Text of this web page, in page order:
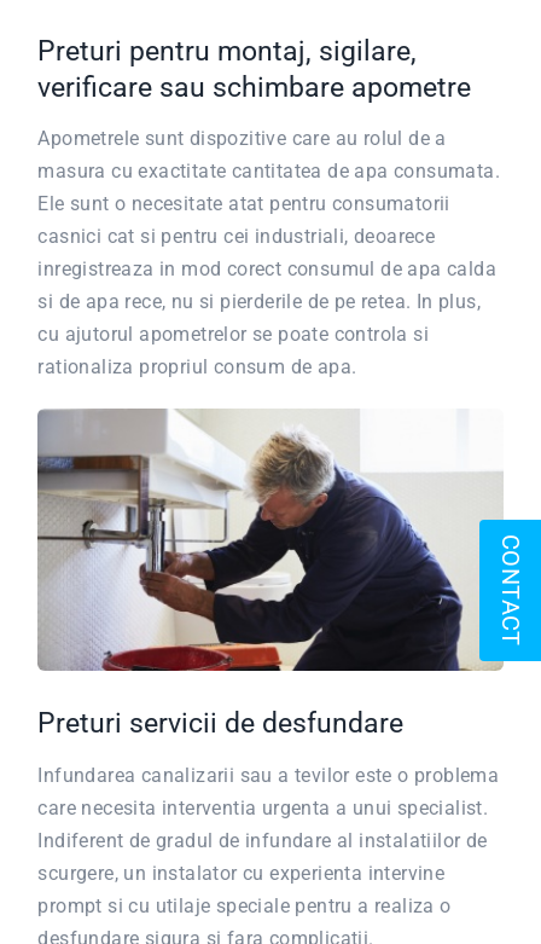
Preturi pentru montaj, sigilare,
verificare sau schimbare apometre
Apometrele sunt dispozitive care au rolul de a
masura cu exactitate cantitatea de apa consumata.
Ele sunt o necesitate atat pentru consumatorii
casnici cat si pentru cei industriali, deoarece
inregistreaza in mod corect consumul de apa calda
si de apa rece, nu si pierderile de pe retea. In plus,
cu ajutorul apometrelor se poate controla si
rationaliza propriul consum de apa.
Preturi servicii de desfundare
Infundarea canalizarii sau a tevilor este o problema
care necesita interventia urgenta a unui specialist.
Indiferent de gradul de infundare al instalatiilor de
scurgere, un instalator cu experienta intervine
prompt si cu utilaje speciale pentru a realiza o
desfundare sigura si fara complicatii.
CONTACT